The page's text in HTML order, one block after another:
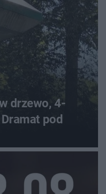
drzewo, 4-
pod